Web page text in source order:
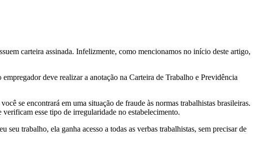
carteira assinada. Infelizmente, como mencionamos no início deste artigo,
deve realizar a anotação na Carteira de Trabalho e Previdência
se encontrará em uma situação de fraude às normas trabalhistas brasileiras.
esse tipo de irregularidade no estabelecimento.
trabalho, ela ganha acesso a todas as verbas trabalhistas, sem precisar de